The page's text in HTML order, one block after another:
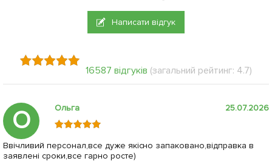
Написати відгук
16587 відгуків (загальний рейтинг: 4.7)
О Ольга 25.07.2026
Ввічливий персонал,все дуже якісно запаковано,відправка в
заявлені сроки,все гарно росте)